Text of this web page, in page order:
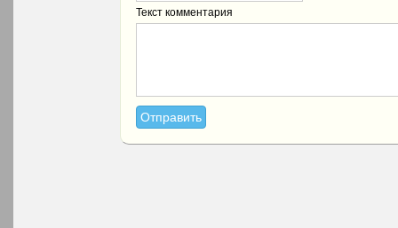
Текст комментария